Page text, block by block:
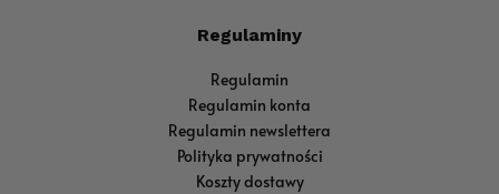
Regulaminy
Regulamin
Regulamin konta
Regulamin newslettera
Polityka prywatności
Koszty dostawy